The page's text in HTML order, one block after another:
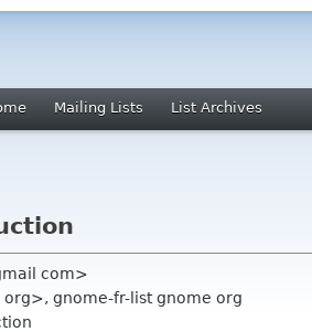
Mailing Lists List Archives
com>
gnome-fr-list gnome org